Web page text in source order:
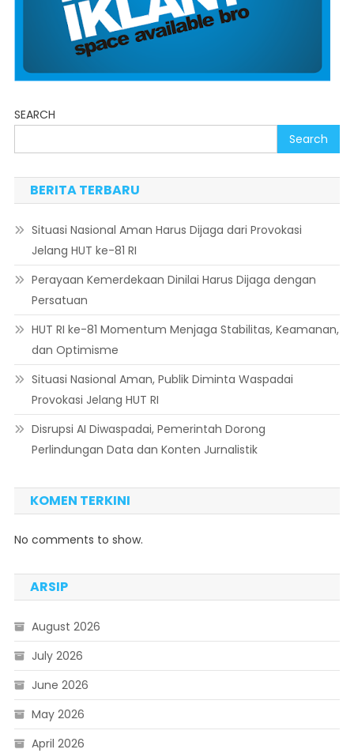
SEARCH
Search
BERITA TERBARU
Situasi Nasional Aman Harus Dijaga dari Provokasi
Jelang HUT ke-81 RI
Perayaan Kemerdekaan Dinilai Harus Dijaga dengan
Persatuan
HUT RI ke-81 Momentum Menjaga Stabilitas, Keamanan,
dan Optimisme
Situasi Nasional Aman, Publik Diminta Waspadai
Provokasi Jelang HUT RI
Disrupsi AI Diwaspadai, Pemerintah Dorong
Perlindungan Data dan Konten Jurnalistik
KOMEN TERKINI
No comments to show.
ARSIP
August 2026
July 2026
June 2026
May 2026
April 2026